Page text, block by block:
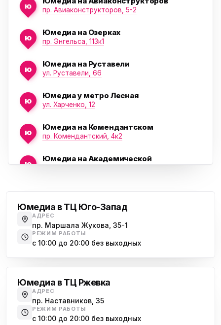
ю пр. Авиаконструкторов, 5-2
ю
Юмедиа на Озерках
пр. Энгельса, 113к1
ю
Юмедиа на Руставели
ул. Руставели, 66
ю
Юмедиа у метро Лесная
ул. Харченко, 12
ю
Юмедиа на Комендантском
пр. Комендантский, 4к2
ю
Юмедиа на Академической
Юмедиа на Наставников
пр. Наставников 35
ю
Юмедиа в ТК Юго-Запад
пр. Маршала Жукова, 35-1
Юмедиа на Космонавтов
Юмедиа в ТЦ Юго-Запад
АДРЕС
пр. Маршала Жукова, 35-1
РЕЖИМ РАБОТЫ
с 10:00 до 20:00 без выходных
Юмедиа в ТЦ Ржевка
АДРЕС
пр. Наставников, 35
РЕЖИМ РАБОТЫ
с 10:00 до 20:00 без выходных